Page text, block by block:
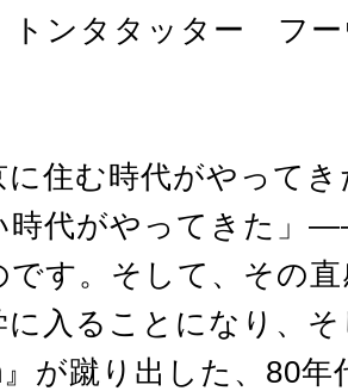
トンタタッター フ
に住む時代がやって
時代がやってきた」
です。そして、その
に入ることになり、
が蹴り出した、80年